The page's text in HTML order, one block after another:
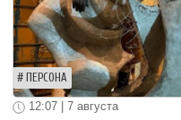
ПЕРСОНА
12:07 | 7 августа